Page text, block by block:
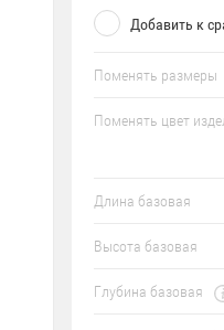
Добавить к
Поменять размеры
Поменять цвет
Длина базовая
Высота базовая
Глубина базовая